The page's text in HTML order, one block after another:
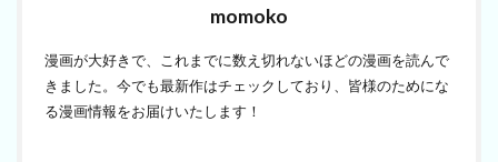
momoko
漫画が大好きで、これまでに数え切れないほどの漫画を読んで
きました。今でも最新作はチェックしており、皆様のためにな
る漫画情報をお届けいたします！